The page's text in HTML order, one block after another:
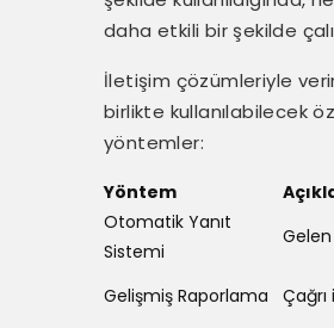
daha etkili bir şekilde
İletişim çözümleriyle
birlikte kullanılabilecek
yöntemler:
Yöntem
Otomatik Yanıt
Sistemi
Gelişmiş Raporlama